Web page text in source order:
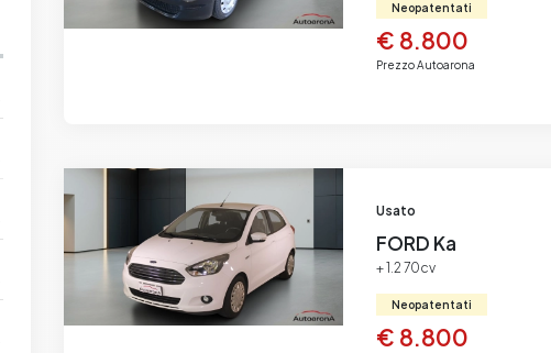
Neopatentati
€ 8.800
Prezzo Autoarona
Usato
FORD Ka
+ 1.2 70cv
Neopatentati
€ 8.800